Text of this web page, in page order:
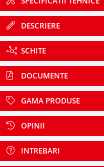
DESCRIERE
SCHITE
DOCUMENTE
GAMA PRODUSE
OPINII
INTREBARI